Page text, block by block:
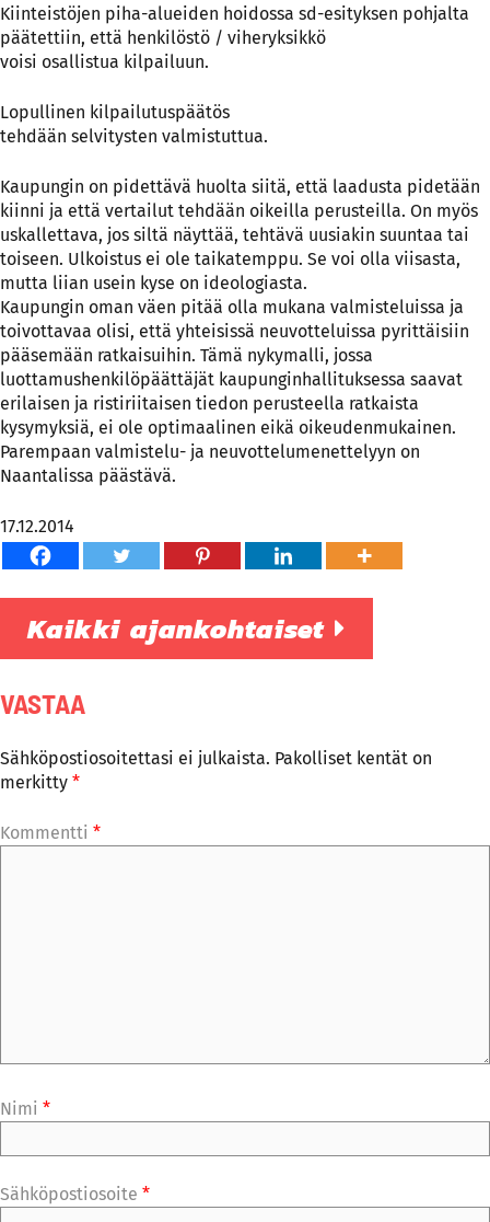
Kiinteistöjen piha-alueiden hoidossa sd-esityksen pohjalta
päätettiin, että henkilöstö / viheryksikkö
voisi osallistua kilpailuun.
Lopullinen kilpailutuspäätös
tehdään selvitysten valmistuttua.
Kaupungin on pidettävä huolta siitä, että laadusta pidetään
kiinni ja että vertailut tehdään oikeilla perusteilla. On myös
uskallettava, jos siltä näyttää, tehtävä uusiakin suuntaa tai
toiseen. Ulkoistus ei ole taikatemppu. Se voi olla viisasta,
mutta liian usein kyse on ideologiasta.
Kaupungin oman väen pitää olla mukana valmisteluissa ja
toivottavaa olisi, että yhteisissä neuvotteluissa pyrittäisiin
pääsemään ratkaisuihin. Tämä nykymalli, jossa
luottamushenkilöpäättäjät kaupunginhallituksessa saavat
erilaisen ja ristiriitaisen tiedon perusteella ratkaista
kysymyksiä, ei ole optimaalinen eikä oikeudenmukainen.
Parempaan valmistelu- ja neuvottelumenettelyyn on
Naantalissa päästävä.
17.12.2014
Kaikki ajankohtaiset
VASTAA
Sähköpostiosoitettasi ei julkaista. Pakolliset kentät on
merkitty *
Kommentti *
Nimi *
Sähköpostiosoite *